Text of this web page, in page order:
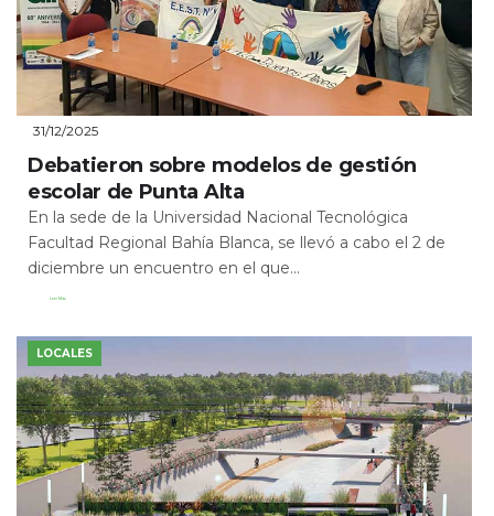
31/12/2025
Debatieron sobre modelos de gestión
escolar de Punta Alta
En la sede de la Universidad Nacional Tecnológica
Facultad Regional Bahía Blanca, se llevó a cabo el 2 de
diciembre un encuentro en el que...
Leer Más
LOCALES